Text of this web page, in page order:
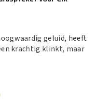
geluid, heeft
krachtig klinkt, maar